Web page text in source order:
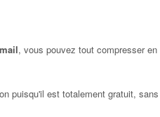
, vous pouvez tout compresser
puisqu'il est totalement gratuit,